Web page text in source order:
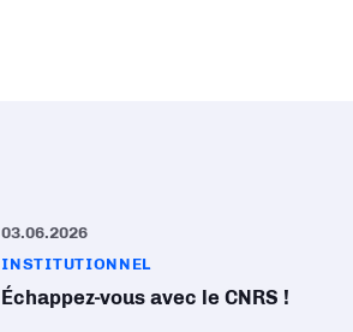
03.06.2026
INSTITUTIONNEL
Échappez-vous avec le CNRS !